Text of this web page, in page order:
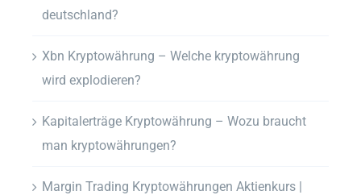
deutschland?
Xbn Kryptowährung – Welche kryptowährung
wird explodieren?
Kapitalerträge Kryptowährung – Wozu braucht
man kryptowährungen?
Margin Trading Kryptowährungen Aktienkurs |